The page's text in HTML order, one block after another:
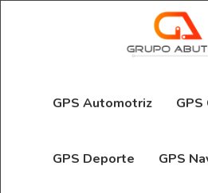
GPS Automotriz
GPS Deporte GPS